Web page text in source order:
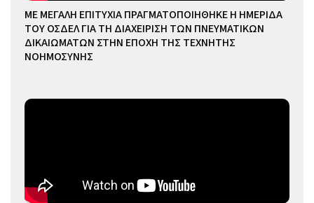
ΜΕ ΜΕΓΑΛΗ ΕΠΙΤΥΧΙΑ ΠΡΑΓΜΑΤΟΠΟΙΗΘΗΚΕ Η ΗΜΕΡΙΔΑ
ΤΟΥ ΟΣΔΕΛ ΓΙΑ ΤΗ ΔΙΑΧΕΙΡΙΣΗ ΤΩΝ ΠΝΕΥΜΑΤΙΚΩΝ
ΔΙΚΑΙΩΜΑΤΩΝ ΣΤΗΝ ΕΠΟΧΗ ΤΗΣ ΤΕΧΝΗΤΗΣ
ΝΟΗΜΟΣΥΝΗΣ